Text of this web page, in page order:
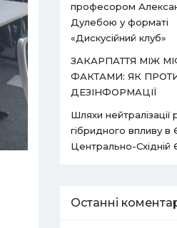
професором
Дулебою у форматі
«Дискусійний клуб»
ЗАКАРПАТТЯ МІЖ
ФАКТАМИ: ЯК
ДЕЗІНФОРМАЦІЇ
Шляхи нейтралізації
гібридного впливу в
Центрально-Східній
Останні